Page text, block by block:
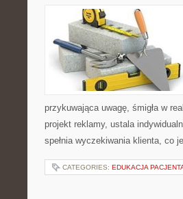
przykuwająca uwagę, śmigła w
projekt reklamy, ustala
spełnia wyczekiwania klienta, co
CATEGORIES: EDUKACJA